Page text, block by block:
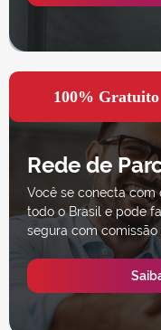
Rede de
Você se conecta com
todo o Brasil e pode
segura com comissão